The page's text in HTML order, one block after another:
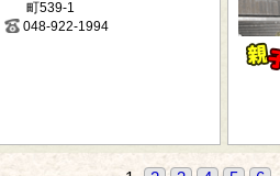
町539-1
048-922-1994